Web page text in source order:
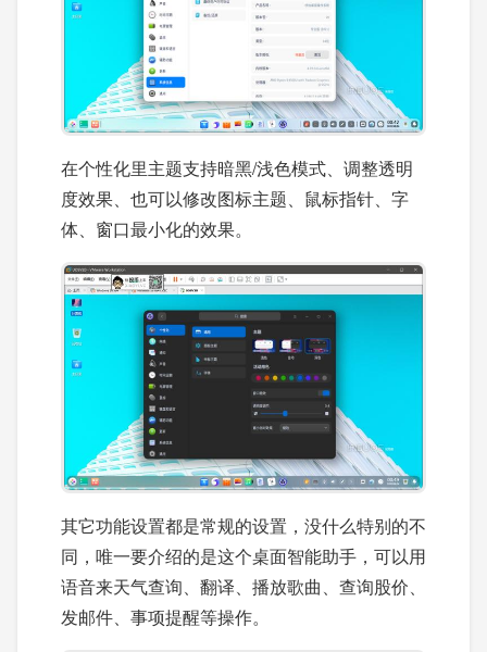
在个性化里主题支持暗黑/浅色模式、调整透明
度效果、也可以修改图标主题、鼠标指针、字
体、窗口最小化的效果。
其它功能设置都是常规的设置，没什么特别的不
同，唯一要介绍的是这个桌面智能助手，可以用
语音来天气查询、翻译、播放歌曲、查询股价、
发邮件、事项提醒等操作。